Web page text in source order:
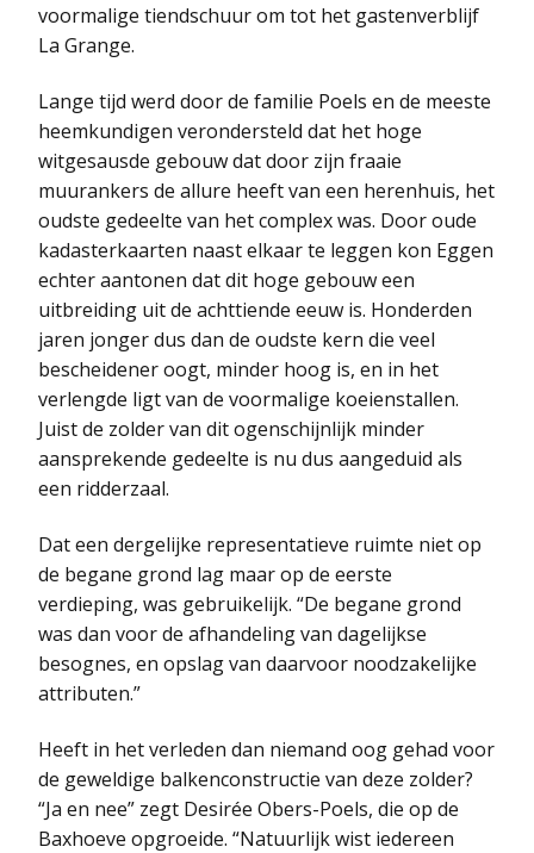
voormalige tiendschuur om tot het gastenverblijf
La Grange.
Lange tijd werd door de familie Poels en de meeste
heemkundigen verondersteld dat het hoge
witgesausde gebouw dat door zijn fraaie
muurankers de allure heeft van een herenhuis, het
oudste gedeelte van het complex was. Door oude
kadasterkaarten naast elkaar te leggen kon Eggen
echter aantonen dat dit hoge gebouw een
uitbreiding uit de achttiende eeuw is. Honderden
jaren jonger dus dan de oudste kern die veel
bescheidener oogt, minder hoog is, en in het
verlengde ligt van de voormalige koeienstallen.
Juist de zolder van dit ogenschijnlijk minder
aansprekende gedeelte is nu dus aangeduid als
een ridderzaal.
Dat een dergelijke representatieve ruimte niet op
de begane grond lag maar op de eerste
verdieping, was gebruikelijk. “De begane grond
was dan voor de afhandeling van dagelijkse
besognes, en opslag van daarvoor noodzakelijke
attributen.”
Heeft in het verleden dan niemand oog gehad voor
de geweldige balkenconstructie van deze zolder?
“Ja en nee” zegt Desirée Obers-Poels, die op de
Baxhoeve opgroeide. “Natuurlijk wist iedereen